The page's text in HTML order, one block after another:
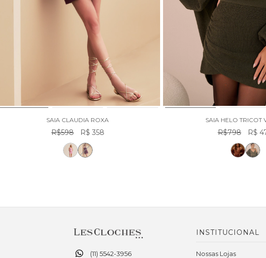
SAIA CLAUDIA ROXA
R$598 R$ 358
SAIA HELO TRICOT
R$798 R$
(11) 5542-3956
INSTITUCIONAL
Nossas Lojas